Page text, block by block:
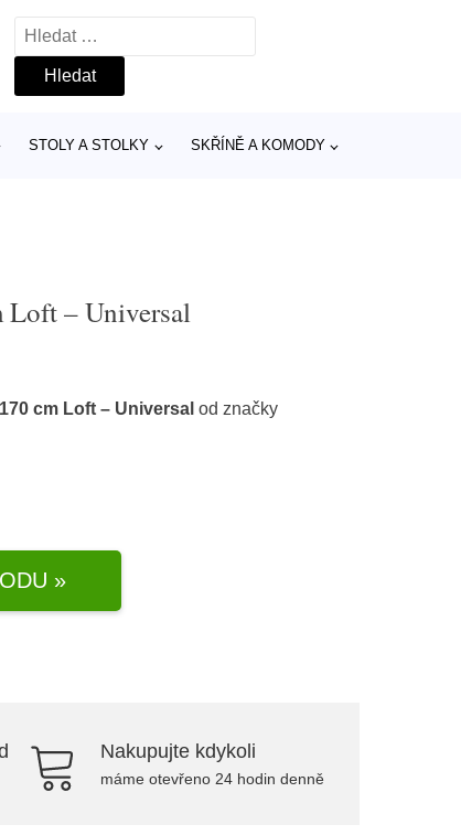
Vyhledávání
STOLY A STOLKY SKŘÍNĚ A KOMODY
Loft – Universal
cm Loft – Universal od značky
»
Nakupujte kdykoli
máme otevřeno 24 hodin denně